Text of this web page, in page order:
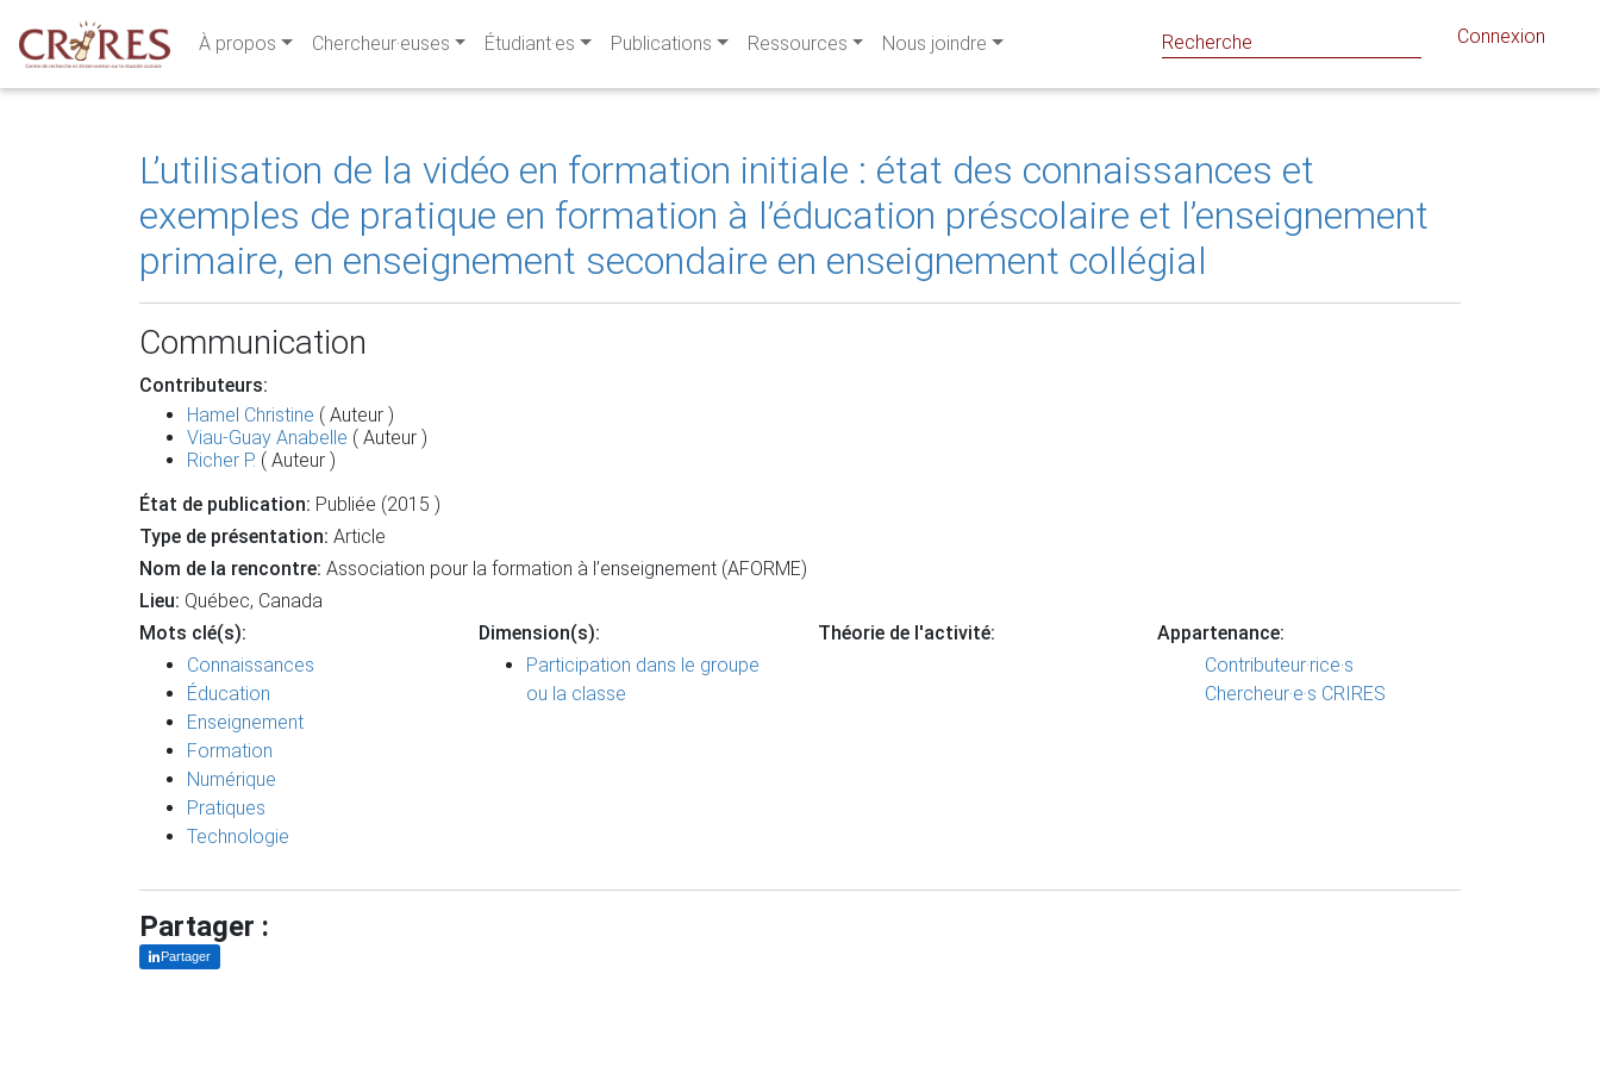
À propos Chercheur·euses Étudiant·es Publications Ressources Nous joindre Connexion
L’utilisation de la vidéo en formation initiale : état des connaissances et
exemples de pratique en formation à l’éducation préscolaire et l’enseignement
primaire, en enseignement secondaire en enseignement collégial
Communication
Contributeurs:
Hamel Christine ( Auteur )
Viau-Guay Anabelle ( Auteur )
Richer P. ( Auteur )
État de publication: Publiée (2015 )
Type de présentation: Article
Nom de la rencontre: Association pour la formation à l’enseignement (AFORME)
Lieu: Québec, Canada
Mots clé(s):
Connaissances
Éducation
Enseignement
Formation
Numérique
Pratiques
Technologie
Dimension(s):
Participation dans le groupe
ou la classe
Théorie de l'activité:
Appartenance:
Contributeur·rice·s
Chercheur·e·s CRIRES
Partager :
Partager